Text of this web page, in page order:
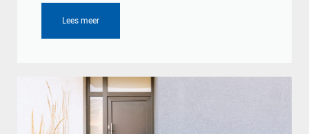
Lees meer